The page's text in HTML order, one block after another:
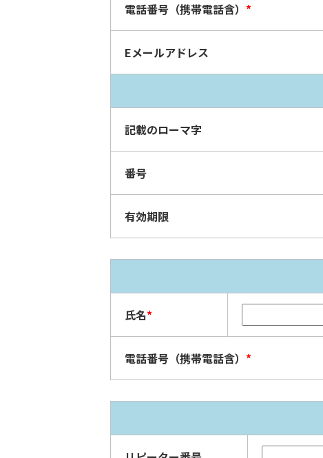
電話番号（携帯電話含） *
Eメールアドレス
記載のローマ字
番号
有効期限
氏名*
電話番号（携帯電話含） *